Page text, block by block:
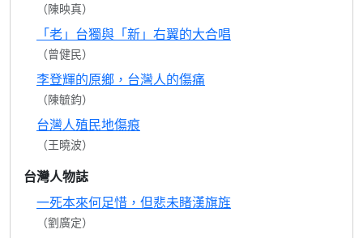
（陳映真）
「老」台獨與「新」右翼的大合唱
（曾健民）
李登輝的原鄉，台灣人的傷痛
（陳毓鈞）
台灣人殖民地傷痕
（王曉波）
台灣人物誌
一死本來何足惜，但悲未睹漢旗旌
（劉廣定）